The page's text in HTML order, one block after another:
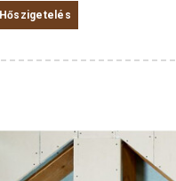
Hőszigetelés